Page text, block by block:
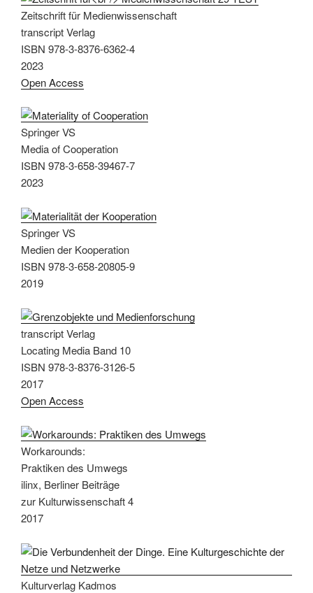
Zeitschrift für Medienwissenschaft
transcript Verlag
ISBN 978-3-8376-6362-4
2023
Open Access
Springer VS
Media of Cooperation
ISBN 978-3-658-39467-7
2023
Springer VS
Medien der Kooperation
ISBN 978-3-658-20805-9
2019
transcript Verlag
Locating Media Band 10
ISBN 978-3-8376-3126-5
2017
Open Access
Workarounds:
Praktiken des Umwegs
ilinx, Berliner Beiträge
zur Kulturwissenschaft 4
2017
Kulturverlag Kadmos